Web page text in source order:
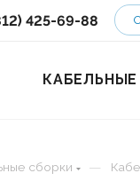
425-69-88
сборки —